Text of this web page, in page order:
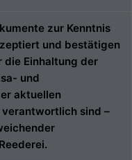
zur Kenntnis
und bestätigen
die Einhaltung der
und
aktuellen
sind –